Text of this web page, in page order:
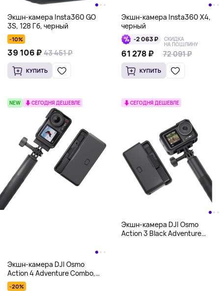
Экшн-камера Insta360 GO
3S, 128 Гб, черный
-10%
39 106 ₽ 43 451 ₽
КУПИТЬ
Экшн-камера Insta360 X4,
черный
-2 063 ₽ СКИДКА
НА ПОШЛИНУ
72 091 ₽
61 278 ₽ 72 091 ₽
КУПИТЬ
NEW СЕГОДНЯ ДЕШЕВЛЕ
Экшн-камера DJI Osmo
Action 4 Adventure Combo,
черный
-20%
СЕГОДНЯ ДЕШЕВЛЕ
Экшн-камера DJI Osmo
Action 3 Black Adventure